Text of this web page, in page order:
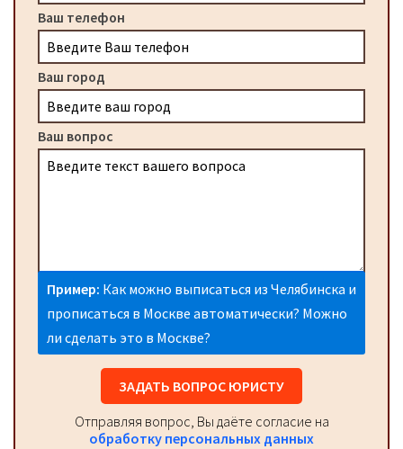
Ваш телефон
Ваш город
Ваш вопрос
Пример: Как можно выписаться из Челябинска и
прописаться в Москве автоматически? Можно
ли сделать это в Москве?
ЗАДАТЬ ВОПРОС ЮРИСТУ
Отправляя вопрос, Вы даёте согласие на
обработку персональных данных